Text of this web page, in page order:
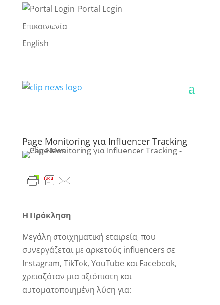
Portal Login
Επικοινωνία
English
Page Monitoring για Influencer Tracking
Η Πρόκληση
Μεγάλη στοιχηματική εταιρεία, που
συνεργάζεται με αρκετούς influencers σε
Instagram, TikTok, YouTube και Facebook,
χρειαζόταν μια αξιόπιστη και
αυτοματοποιημένη λύση για: